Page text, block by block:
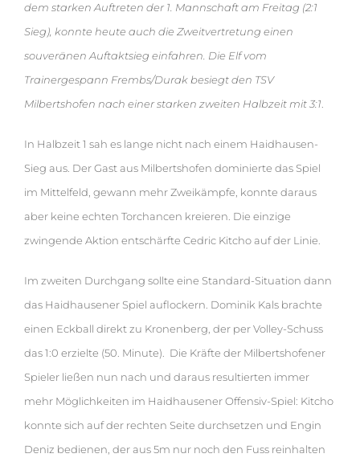
dem starken Auftreten der 1. Mannschaft am Freitag (2:1
Sieg), konnte heute auch die Zweitvertretung einen
souveränen Auftaktsieg einfahren. Die Elf vom
Trainergespann Frembs/Durak besiegt den TSV
Milbertshofen nach einer starken zweiten Halbzeit mit 3:1.
In Halbzeit 1 sah es lange nicht nach einem Haidhausen-
Sieg aus. Der Gast aus Milbertshofen dominierte das Spiel
im Mittelfeld, gewann mehr Zweikämpfe, konnte daraus
aber keine echten Torchancen kreieren. Die einzige
zwingende Aktion entschärfte Cedric Kitcho auf der Linie.
Im zweiten Durchgang sollte eine Standard-Situation dann
das Haidhausener Spiel auflockern. Dominik Kals brachte
einen Eckball direkt zu Kronenberg, der per Volley-Schuss
das 1:0 erzielte (50. Minute). Die Kräfte der Milbertshofener
Spieler ließen nun nach und daraus resultierten immer
mehr Möglichkeiten im Haidhausener Offensiv-Spiel: Kitcho
konnte sich auf der rechten Seite durchsetzen und Engin
Deniz bedienen, der aus 5m nur noch den Fuss reinhalten